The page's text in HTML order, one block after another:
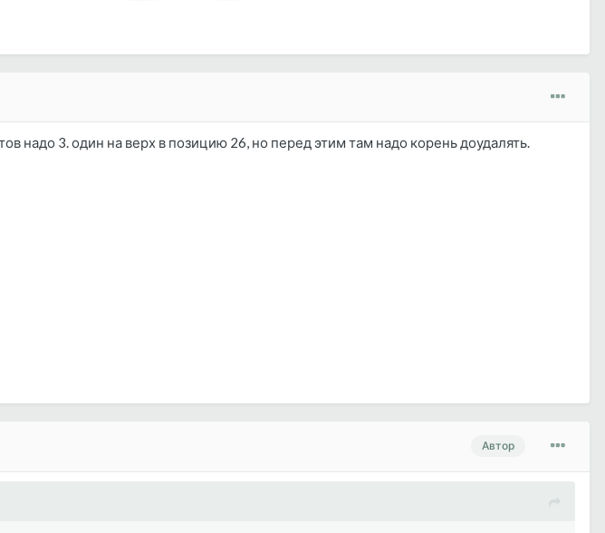
надо 3. один на верх в позицию 26, но перед этим там надо корень доудалять.
Автор